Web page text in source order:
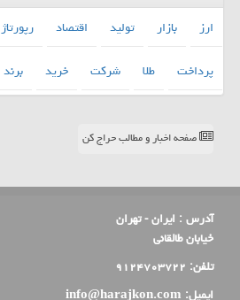
ارز بازار تولید اقتصاد رپورتاژ
پرداخت
طلا شركت خرید برند
صفحه اخبار و مطالب حراج کن
آدرس : ایران - تهران
خیابان طالقانی
تلفن: ۹۱۲۴۷۰۳۷۲۲
ایمیل: info@harajkon.com